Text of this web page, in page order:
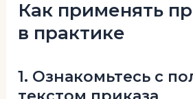
Как применять
в практике
1. Ознакомьтесь с